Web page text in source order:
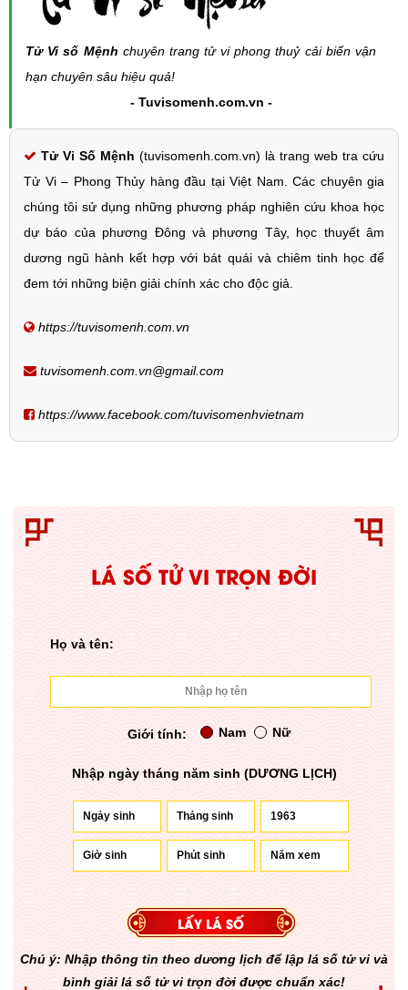
Tử Vi số Mệnh chuyên trang tử vi phong thuỷ cải biến vận
hạn chuyên sâu hiệu quả!
- Tuvisomenh.com.vn -
Tử Vi Số Mệnh (tuvisomenh.com.vn) là trang web tra cứu
Tử Vi – Phong Thủy hàng đầu tại Việt Nam. Các chuyên gia
chúng tôi sử dụng những phương pháp nghiên cứu khoa học
dự báo của phương Đông và phương Tây, học thuyết âm
dương ngũ hành kết hợp với bát quái và chiêm tinh học để
đem tới những biện giải chính xác cho độc giả.
https://tuvisomenh.com.vn
tuvisomenh.com.vn@gmail.com
https://www.facebook.com/tuvisomenhvietnam
LÁ SỐ TỬ VI TRỌN ĐỜI
Họ và tên:
Giới tính: Nam Nữ
Nhập ngày tháng năm sinh (DƯƠNG LỊCH)
Chú ý: Nhập thông tin theo dương lịch để lập lá số tử vi và
bình giải lá số tử vi trọn đời được chuẩn xác!